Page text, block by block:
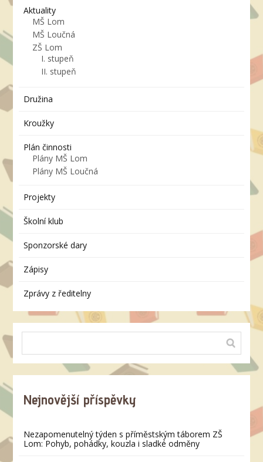
Aktuality
MŠ Lom
MŠ Loučná
ZŠ Lom
I. stupeň
II. stupeň
Družina
Kroužky
Plán činnosti
Plány MŠ Lom
Plány MŠ Loučná
Projekty
Školní klub
Sponzorské dary
Zápisy
Zprávy z ředitelny
Nejnovější příspěvky
Nezapomenutelný týden s příměstským táborem ZŠ
Lom: Pohyb, pohádky, kouzla i sladké odměny